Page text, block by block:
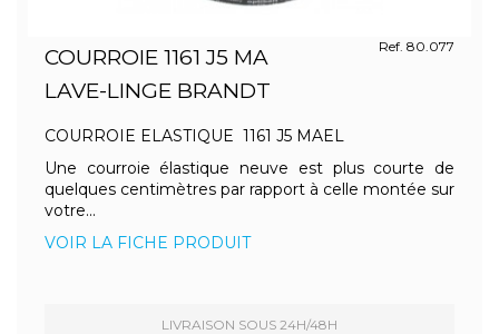
COURROIE 1161 J5 MA
LAVE-LINGE BRANDT
Ref. 80.077
COURROIE ELASTIQUE 1161 J5 MAEL
Une courroie élastique neuve est plus courte de
quelques centimètres par rapport à celle montée sur
votre...
VOIR LA FICHE PRODUIT
LIVRAISON SOUS 24H/48H